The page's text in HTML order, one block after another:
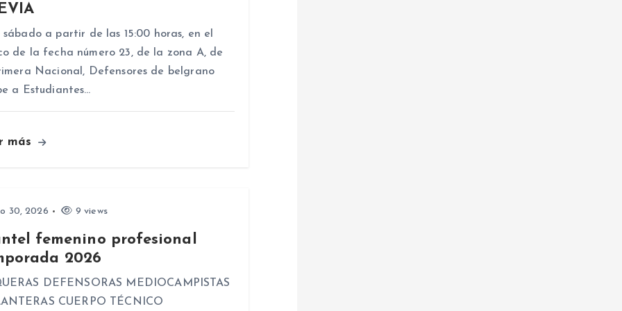
sábado a partir de las 15:00 horas, en el
de la fecha número 23, de la zona A, de
Nacional, Defensores de belgrano
a Estudiantes…
más
30, 2026 9 views
femenino profesional
2026
DEFENSORAS MEDIOCAMPISTAS
CUERPO TÉCNICO